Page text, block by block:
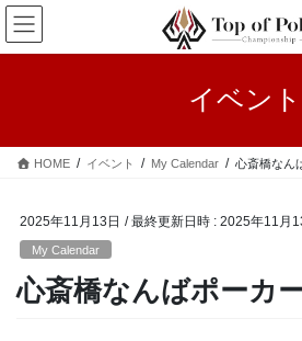
コ
ン
テ
ス
ナ
ビ
ゲ
ン
イベント
HOME イベント My Calendar 心斎橋なん
2025年11月13日 / 最終更新日時 : 2025年11月
My Calendar
心斎橋なんばポーカ